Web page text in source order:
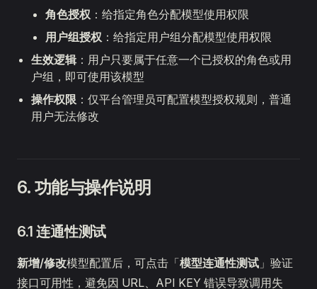
角色授权 ：给指定角色分配模型使用权限
用户组授权 ：给指定用户组分配模型使用权限
生效逻辑：用户只要属于任意一个已授权的角色或用
户组，即可使用该模型
操作权限 ：仅平台管理员可配置模型授权规则，普通
用户无法修改
6. 功能与操作说明
6.1 连通性测试
新增/修改模型配置后，可点击「模型连通性测试 」验证
接口可用性，避免因 URL、API KEY 错误导致调用失